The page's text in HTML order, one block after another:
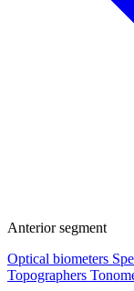
Anterior segment
Optical biometers
Topographers